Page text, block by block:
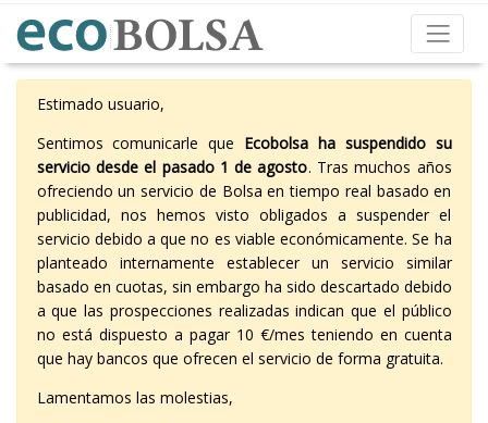
Estimado usuario,
Sentimos comunicarle que Ecobolsa ha suspendido su
servicio desde el pasado 1 de agosto. Tras muchos años
ofreciendo un servicio de Bolsa en tiempo real basado en
publicidad, nos hemos visto obligados a suspender el
servicio debido a que no es viable económicamente. Se ha
planteado internamente establecer un servicio similar
basado en cuotas, sin embargo ha sido descartado debido
a que las prospecciones realizadas indican que el público
no está dispuesto a pagar 10 €/mes teniendo en cuenta
que hay bancos que ofrecen el servicio de forma gratuita.
Lamentamos las molestias,